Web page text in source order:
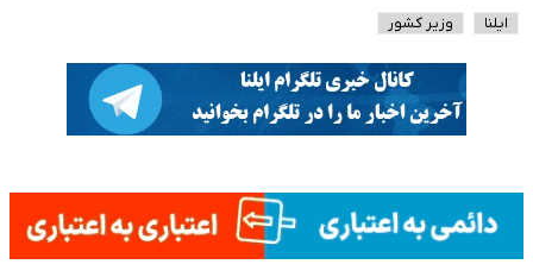
ایلنا وزیر کشور